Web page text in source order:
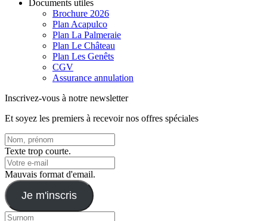
Documents utiles
Brochure 2026
Plan Acapulco
Plan La Palmeraie
Plan Le Château
Plan Les Genêts
CGV
Assurance annulation
Inscrivez-vous à notre newsletter
Et soyez les premiers à recevoir nos offres spéciales
Texte trop courte.
Mauvais format d'email.
Je m'inscris